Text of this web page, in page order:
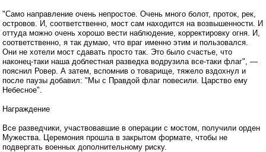
"Само направление очень непростое. Очень много болот, проток, рек,
островов. И, соответственно, мост сам находится на возвышенности. И
оттуда можно очень хорошо вести наблюдение, корректировку огня. И,
соответственно, я так думаю, что враг именно этим и пользовался.
Они не хотели мост сдавать просто так. Это было счастье, что
наконец-таки наша доблестная разведка водрузила все-таки флаг", —
пояснил Ровер. А затем, вспомнив о товарище, тяжело вздохнул и
после паузы добавил: "Мы с Правдой флаг повесили. Царство ему
Небесное".
Награждение
Все разведчики, участвовавшие в операции с мостом, получили орден
Мужества. Церемония прошла в закрытом формате, чтобы не
подвергать военных дополнительному риску.